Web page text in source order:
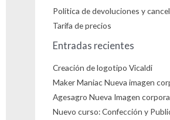
Política de devoluciones y
Tarifa de precios
Entradas recientes
Creación de logotipo Vicaldi
Maker Maniac Nueva imagen
Agesagro Nueva Imagen
Nuevo curso: Confección y